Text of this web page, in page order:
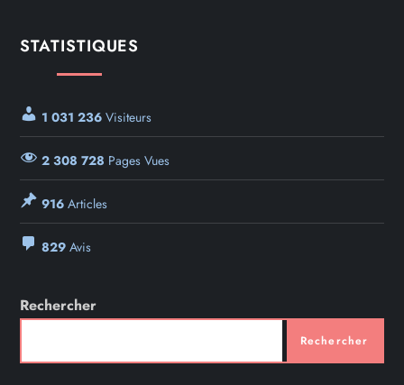
STATISTIQUES
1 031 236 Visiteurs
2 308 728 Pages Vues
916 Articles
829 Avis
Rechercher
Rechercher